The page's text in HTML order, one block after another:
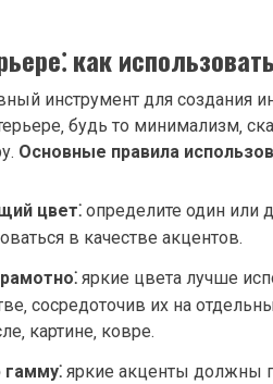
как
инструмент для создания
будь то минимализм‚
Основные правила
цвет⁚ определите один или
в качестве акцентов.
яркие цвета лучше
сосредоточив их на
картине‚ ковре.
яркие акценты должны